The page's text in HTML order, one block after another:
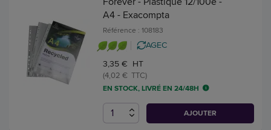
A4 - Exacompta
Référence : 108183
AGEC
3,35 € HT
(4,02 € TTC)
EN STOCK, LIVRÉ EN 24/48H
AJOUTER